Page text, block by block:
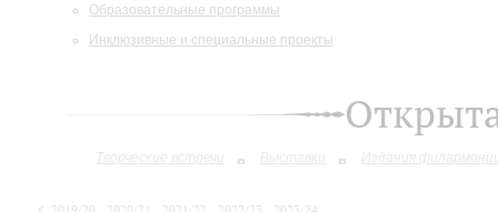
Образовательные программы
Инклюзивные и специальные проекты
Творческие встречи Выставки Издания